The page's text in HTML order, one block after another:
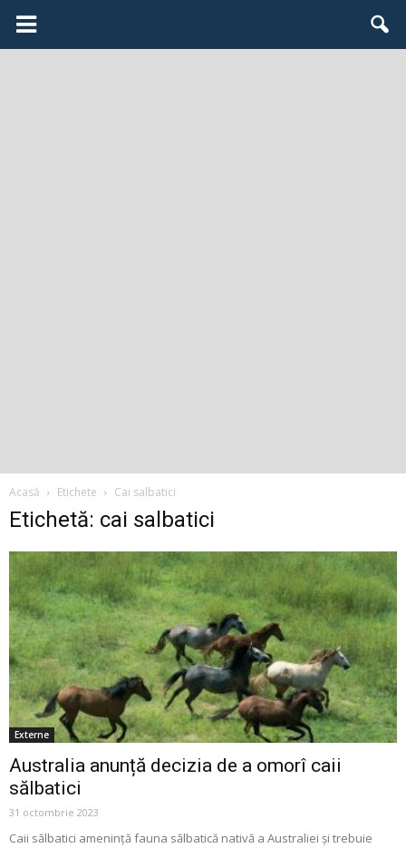
Acasă Etichete Cai salbatici
Etichetă: cai salbatici
Externe
Australia anunță decizia de a omorî caii
sălbatici
31 octombrie 2023
Caii sălbatici amenință fauna sălbatică nativă a Australiei și trebuie